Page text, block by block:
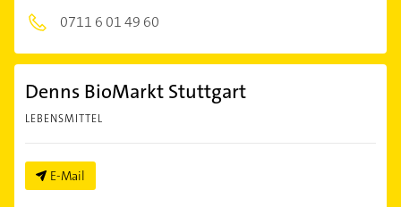
0711 6 01 49 60
Denns BioMarkt Stuttgart
LEBENSMITTEL
E-Mail